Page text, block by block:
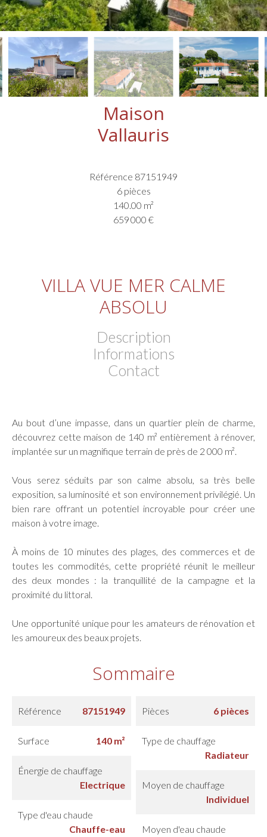
Maison
Vallauris
Référence 87151949
6 pièces
140.00 m²
659 000 €
VILLA VUE MER CALME
ABSOLU
Description
Informations
Contact
Au bout d’une impasse, dans un quartier plein de charme,
découvrez cette maison de 140 m² entièrement à rénover,
implantée sur un magnifique terrain de près de 2 000 m².
Vous serez séduits par son calme absolu, sa très belle
exposition, sa luminosité et son environnement privilégié. Un
bien rare offrant un potentiel incroyable pour créer une
maison à votre image.
À moins de 10 minutes des plages, des commerces et de
toutes les commodités, cette propriété réunit le meilleur
des deux mondes : la tranquillité de la campagne et la
proximité du littoral.
Une opportunité unique pour les amateurs de rénovation et
les amoureux des beaux projets.
Sommaire
Référence 87151949 Pièces 6 pièces
Surface 140 m²
Type de chauffage
Radiateur
Énergie de chauffage
Electrique
Moyen de chauffage
Individuel
Type d'eau chaude
Chauffe-eau
Moyen d'eau chaude